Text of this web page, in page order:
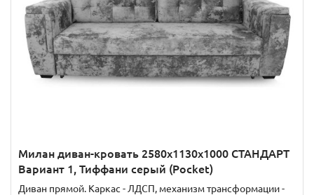
Милан диван-кровать 2580х1130х1000 СТАНДАРТ
Вариант 1, Тиффани серый (Pocket)
Диван прямой. Каркас - ЛДСП, механизм трансформации -